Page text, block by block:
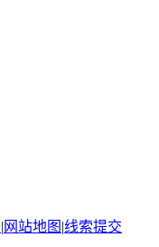
| 网站地图 |线索提交